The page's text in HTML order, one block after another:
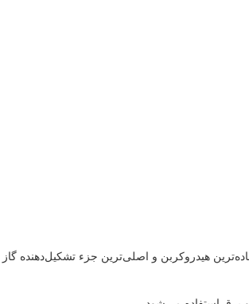
هیدروکربن و اصلی‌ترین جزء تشکیل‌دهنده